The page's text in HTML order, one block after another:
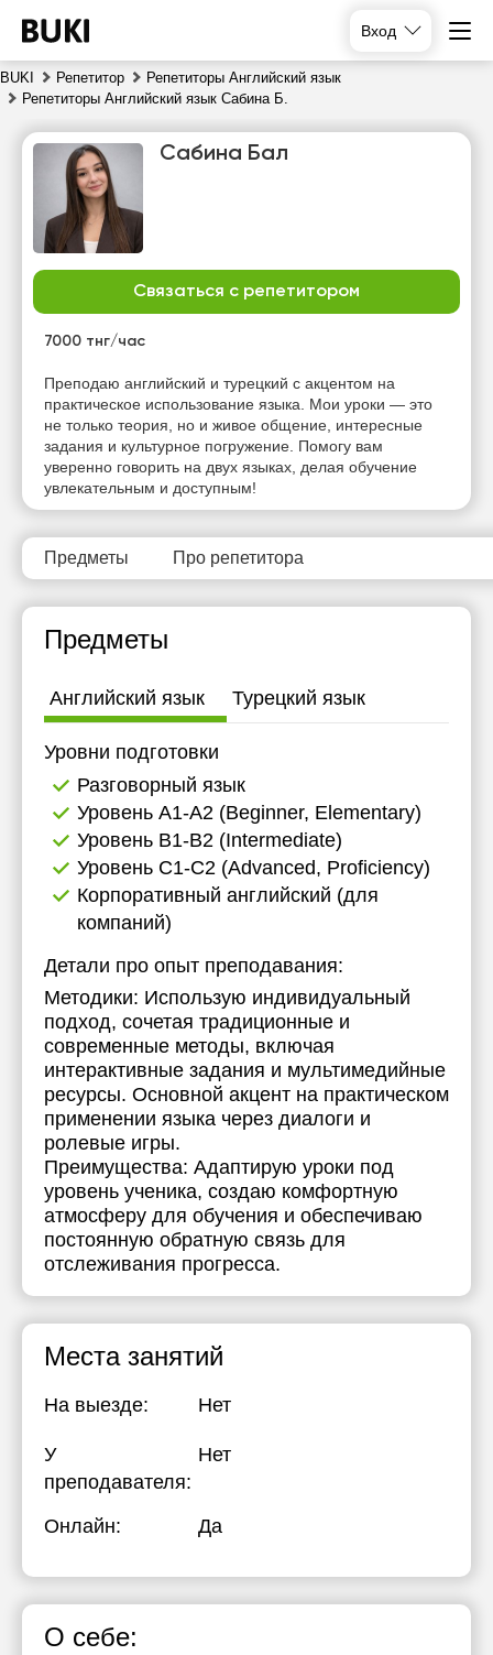
Вход
BUKI Репетитор
Репетиторы Английский язык
Репетиторы Английский язык Сабина Б.
Сабина Бал
Связаться с репетитором
7000 тнг/час
Преподаю английский и турецкий с акцентом на
практическое использование языка. Мои уроки — это
не только теория, но и живое общение, интересные
задания и культурное погружение. Помогу вам
уверенно говорить на двух языках, делая обучение
увлекательным и доступным!
Предметы Про репетитора
Предметы
Английский язык Турецкий язык
Уровни подготовки
Разговорный язык
Уровень А1-А2 (Beginner, Elementary)
Уровень B1-B2 (Intermediate)
Уровень C1-C2 (Advanced, Proficiency)
Корпоративный английский (для
компаний)
Детали про опыт преподавания:
Методики: Использую индивидуальный
подход, сочетая традиционные и
современные методы, включая
интерактивные задания и мультимедийные
ресурсы. Основной акцент на практическом
применении языка через диалоги и
ролевые игры.
Преимущества: Адаптирую уроки под
уровень ученика, создаю комфортную
атмосферу для обучения и обеспечиваю
постоянную обратную связь для
отслеживания прогресса.
Места занятий
На выезде: Нет
У
преподавателя:
Нет
Онлайн: Да
О себе:
пт
сб
Нет
свободных
часов
20:00
20:30
21:00
Нет
свободных
часов
свободных
часов